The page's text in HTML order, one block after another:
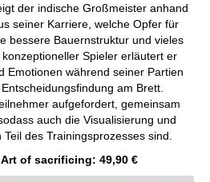
der indische Großmeister anhand
seiner Karriere, welche Opfer für
bessere Bauernstruktur und vieles
Spieler erläutert er
Emotionen während seiner Partien
am Brett.
aufgefordert, gemeinsam
auch die Visualisierung und
des Trainingsprozesses sind.
of sacrificing: 49,90 €